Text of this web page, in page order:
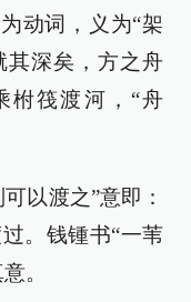
动词，义为“架
其深矣，方之舟
柎筏渡河，“舟
以渡之”意即：
。钱锺书“一苇
。